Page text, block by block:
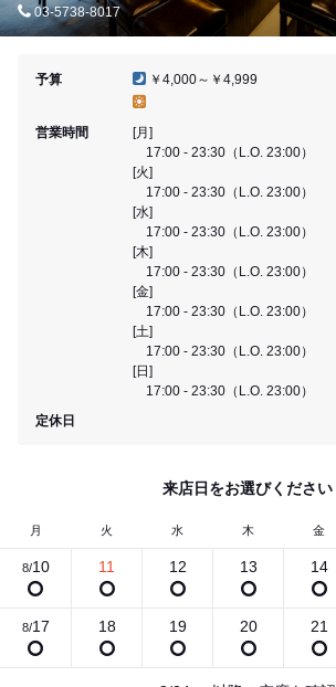
03-5738-8017
予算 ￥4,000～￥4,999
営業時間
[月]
17:00 - 23:30（L.O. 23:00）
[火]
17:00 - 23:30（L.O. 23:00）
[水]
17:00 - 23:30（L.O. 23:00）
[木]
17:00 - 23:30（L.O. 23:00）
[金]
17:00 - 23:30（L.O. 23:00）
[土]
17:00 - 23:30（L.O. 23:00）
[日]
17:00 - 23:30（L.O. 23:00）
定休日
来店日をお選びください
月 火 水 木 金
8/10 11 12 13 14
8/17 18 19 20 21